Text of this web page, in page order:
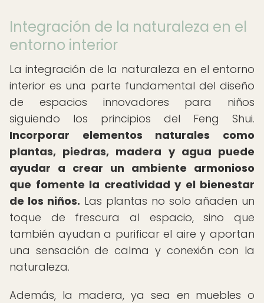
Integración de la naturaleza en el
entorno interior
La integración de la naturaleza en el entorno
interior es una parte fundamental del diseño
de espacios innovadores para niños
siguiendo los principios del Feng Shui.
Incorporar elementos naturales como
plantas, piedras, madera y agua puede
ayudar a crear un ambiente armonioso
que fomente la creatividad y el bienestar
de los niños. Las plantas no solo añaden un
toque de frescura al espacio, sino que
también ayudan a purificar el aire y aportan
una sensación de calma y conexión con la
naturaleza.
Además, la madera, ya sea en muebles o